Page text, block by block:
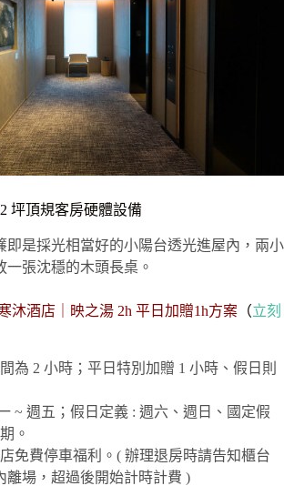
坪頂規客房硬體設備
即是採光相當好的小陽台透光進屋內，兩小
一張沈穩的木頭長桌。
沐酒店｜映之湯 2h 平日加贈1h方案 （立刻
為 2 小時；平日特別加贈 1 小時、假日則
~ 週五；假日定義 : 週六、週日、國定假
。
免費停車福利。( 辦理退房時請告知櫃台
離場，超過後開始計時計費 )